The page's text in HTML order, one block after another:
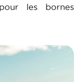
les bornes